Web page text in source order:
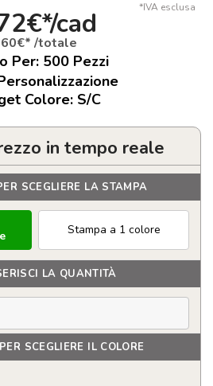
*IVA esclusa
cad
/totale
Per: 500 Pezzi
Colore: S/C
in tempo reale
SCEGLIERE LA STAMPA
Stampa a 1 colore
LA QUANTITÀ
SCEGLIERE IL COLORE